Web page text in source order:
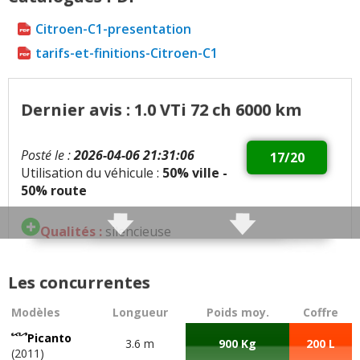
Citroen-C1-presentation
tarifs-et-finitions-Citroen-C1
Dernier avis : 1.0 VTi 72 ch 6000 km
17/20
Posté le :2026-04-06 21:31:06
Utilisation du véhicule : 50% ville -
50% route
Qualités : silencieuse
bien equipé consommation faible
climatisation
Défauts : amortisseur ferme sur route degradée
Les concurrentes
Modèles Longueur Poids moy.
Coffre
Picanto
(2011)
3.6 m 900 Kg 200 L